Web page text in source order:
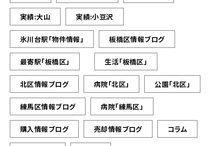
実績:大山 実績:小豆沢
氷川台駅「物件情報」 板橋区情報ブログ
最寄駅「板橋区」 生活「板橋区」
北区情報ブログ 病院「北区」 公園「北区」
練馬区情報ブログ 病院「練馬区」
購入情報ブログ 売却情報ブログ コラム